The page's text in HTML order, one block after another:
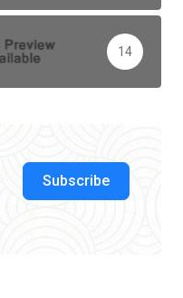
14
Subscribe